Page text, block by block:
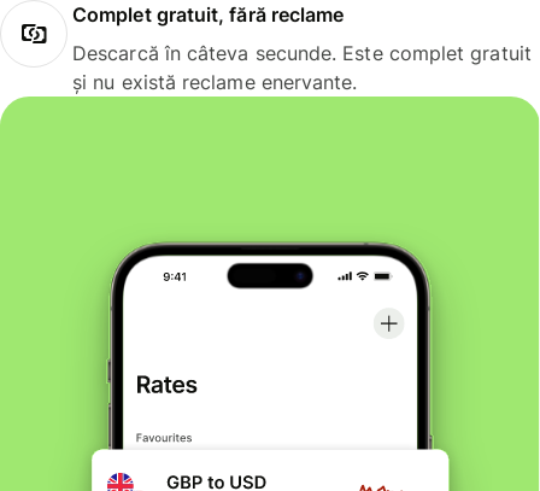
Complet gratuit, fără reclame
Descarcă în câteva secunde. Este complet gratuit
și nu există reclame enervante.